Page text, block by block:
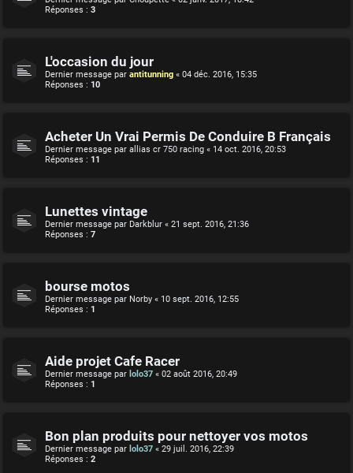
Réponses : 3
L'occasion du jour
Dernier message par antitunning « 04 déc. 2016, 15:35
Réponses : 10
Acheter Un Vrai Permis De Conduire B Français
Dernier message par allias cr 750 racing « 14 oct. 2016, 20:53
Réponses : 11
Lunettes vintage
Dernier message par Darkblur « 21 sept. 2016, 21:36
Réponses : 7
bourse motos
Dernier message par Norby « 10 sept. 2016, 12:55
Réponses : 1
Aide projet Cafe Racer
Dernier message par lolo37 « 02 août 2016, 20:49
Réponses : 1
Bon plan produits pour nettoyer vos motos
Dernier message par lolo37 « 29 juil. 2016, 22:39
Réponses : 2